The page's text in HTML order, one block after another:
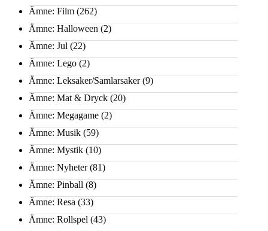
Ämne: Film (262)
Ämne: Halloween (2)
Ämne: Jul (22)
Ämne: Lego (2)
Ämne: Leksaker/Samlarsaker(9)
Ämne: Mat & Dryck (20)
Ämne: Megagame (2)
Ämne: Musik (59)
Ämne: Mystik (10)
Ämne: Nyheter(81)
Ämne: Pinball (8)
Ämne: Resa (33)
Ämne: Rollspel (43)